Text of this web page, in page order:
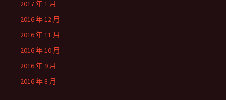
2017 年 1 月
2016 年 12 月
2016 年 11 月
2016 年 10 月
2016 年 9 月
2016 年 8 月